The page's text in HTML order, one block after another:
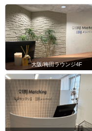
大阪/梅田ラウンジ4F